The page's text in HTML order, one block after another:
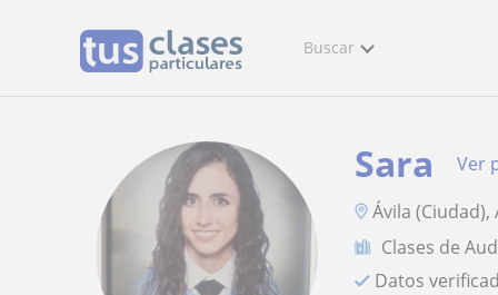
Buscar
Sara
Ver
Ávila (Ciudad),
Clases de
Datos